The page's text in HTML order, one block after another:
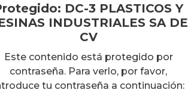
DC-3 PLASTICOS Y
INDUSTRIALES SA DE
CV
Este contenido está protegido por
contraseña. Para verlo, por favor,
tu contraseña a continuación: